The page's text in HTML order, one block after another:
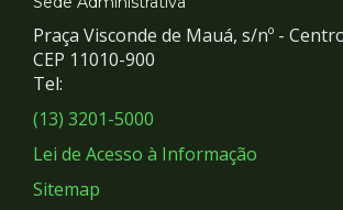
e
Redes
Sociais
Praça Visconde de Mauá, s/nº -
CEP 11010-900
Tel:
(13) 3201-5000
Lei de Acesso à Informação
Sitemap